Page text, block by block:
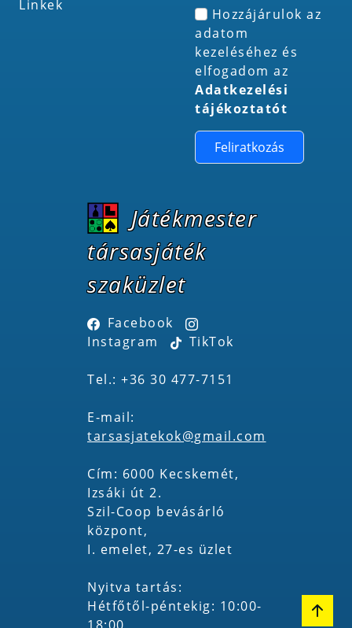
Linkek
Hozzájárulok az
adatom
kezeléséhez és
elfogadom az
Adatkezelési
tájékoztatót
Feliratkozás
Játékmester
társasjáték
szaküzlet
Facebook
Instagram
TikTok
Tel.: +36 30 477-7151
E-mail:
tarsasjatekok@gmail.com
Cím: 6000 Kecskemét,
Izsáki út 2.
Szil-Coop bevásárló
központ,
I. emelet, 27-es üzlet
Nyitva tartás:
Hétfőtől-péntekig: 10:00-